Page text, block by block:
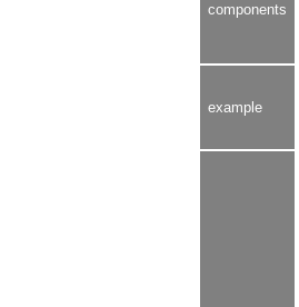
components
example